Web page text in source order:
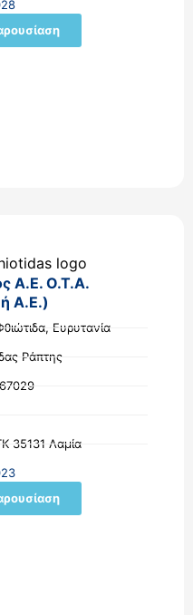
Α.Ε. Ο.Τ.Α.
Α.Ε.)
Ευρυτανία
Ράπτης
35131 Λαμία